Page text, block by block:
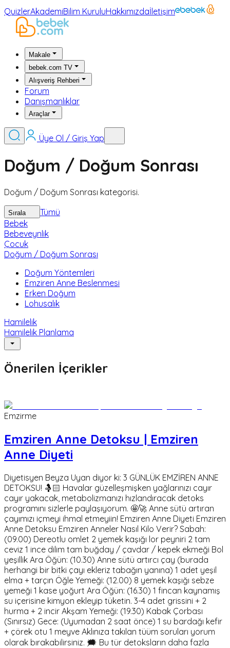
QuizlerAkademiBilim KuruluHakkımızdaİletişim
Makale
bebek.com TV
Alışveriş Rehberi
Forum
Danışmanlıklar
Araçlar
Üye Ol / Giriş Yap
Doğum / Doğum Sonrası
Doğum / Doğum Sonrası kategorisi.
Sırala
Tümü
Bebek
Bebeveynlik
Çocuk
Doğum / Doğum Sonrası
Doğum Yöntemleri
Emziren Anne Beslenmesi
Erken Doğum
Lohusalık
Hamilelik
Hamilelik Planlama
Önerilen İçerikler
Emzirme
Emziren Anne Detoksu | Emziren
Anne Diyeti
Diyetisyen Beyza Uyan diyor ki: 3 GÜNLÜK EMZİREN ANNE
DETOKSU! 🤱🏻 Havalar güzelleşmişken yağlarınızı cayır
cayır yakacak, metabolizmanızı hızlandıracak detoks
programını sizlerle paylaşıyorum. 🤩🚀 Anne sütü artıran
çayımızı içmeyi ihmal etmeyiin! Emziren Anne Diyeti Emziren
Anne Detoksu Emziren Anneler Nasıl Kilo Verir? Sabah:
(09.00) Dereotlu omlet 2 yemek kaşığı lor peyniri 2 tam
ceviz 1 ince dilim tam buğday / çavdar / kepek ekmeği Bol
yeşillik Ara Öğün: (10.30) Anne sütü artırcı çay (burada
herhangi bir bitki çayı ekleriz tabağın yanına) 1 adet yeşil
elma + tarçın Öğle Yemeği: (12.00) 8 yemek kaşığı sebze
yemeği 1 kase yoğurt Ara Öğün: (16.30) 1 fincan kaynamış
su içerisine kimyon ekleyip tüketin. 3-4 adet grissini + 2
hurma + 2 incir Akşam Yemeği: (19.30) Kabak Çorbası
(Sınırsız) Gece: (Uyumadan 2 saat önce) 1 su bardağı kefir
+ çörek otu 1 meyve Aklınıza takılan tüüm soruları yorum
olarak bırakabilirsiniz. 🗯 Bu tür detoksların daha fazla